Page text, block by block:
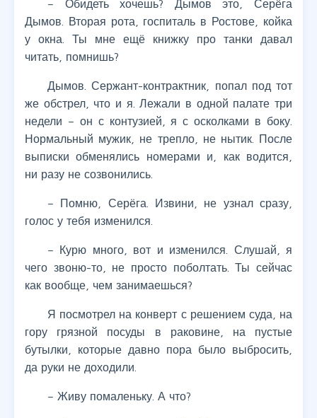
– Обидеть хочешь? Дымов это, Серёга
Дымов. Вторая рота, госпиталь в Ростове, койка
у окна. Ты мне ещё книжку про танки давал
читать, помнишь?
Дымов. Сержант-контрактник, попал под тот
же обстрел, что и я. Лежали в одной палате три
недели – он с контузией, я с осколками в боку.
Нормальный мужик, не трепло, не нытик. После
выписки обменялись номерами и, как водится,
ни разу не созвонились.
– Помню, Серёга. Извини, не узнал сразу,
голос у тебя изменился.
– Курю много, вот и изменился. Слушай, я
чего звоню-то, не просто поболтать. Ты сейчас
как вообще, чем занимаешься?
Я посмотрел на конверт с решением суда, на
гору грязной посуды в раковине, на пустые
бутылки, которые давно пора было выбросить,
да руки не доходили.
– Живу помаленьку. А что?